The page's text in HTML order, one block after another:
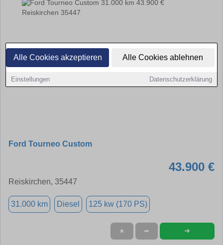
Alle Cookies akzeptieren Alle Cookies ablehnen
Einstellungen Datenschutzerklärung
Ford Tourneo Custom
43.900 €
Reiskirchen, 35447
31.000 km Diesel 125 kw (170 PS)
★ ➦ ➜